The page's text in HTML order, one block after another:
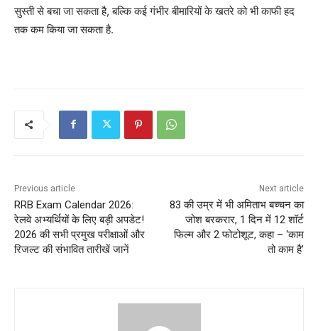
सुस्ती से बचा जा सकता है, बल्कि कई गंभीर बीमारियों के खतरे को भी काफी हद
तक कम किया जा सकता है.
Previous article
RRB Exam Calendar 2026:
रेलवे अभ्यर्थियों के लिए बड़ी अपडेट!
2026 की सभी प्रमुख परीक्षाओं और
रिजल्ट की संभावित तारीखें जानें
Next article
83 की उम्र में भी अमिताभ बच्चन का
जोश बरकरार, 1 दिन में 12 शॉर्ट
फिल्म और 2 फोटोशूट, कहा – ‘काम
तो काम है’